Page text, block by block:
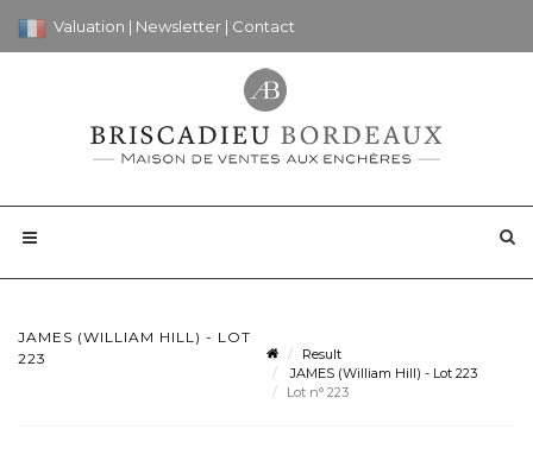
Valuation | Newsletter | Contact
JAMES (WILLIAM HILL) - LOT
223
Result
JAMES (William Hill) - Lot 223
Lot n° 223